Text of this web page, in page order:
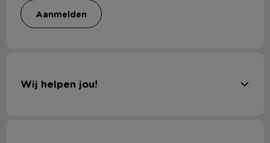
aanmelden
Wij helpen jou!